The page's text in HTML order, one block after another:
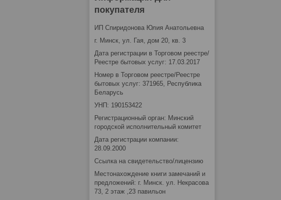
покупателя
ИП Спиридонова Юлия Анатольевна
г. Минск, ул. Гая, дом 20, кв. 3
Дата регистрации в Торговом реестре/
Реестре бытовых услуг: 17.03.2017
Номер в Торговом реестре/Реестре
бытовых услуг: 371965, Республика
Беларусь
УНП: 190153422
Регистрационный орган: Минский
городской исполнительный комитет
Дата регистрации компании:
28.09.2000
Ссылка на свидетельство/лицензию
Местонахождение книги замечаний и
предложений: г. Минск. ул. Некрасова
73, 2 этаж ,23 павильон